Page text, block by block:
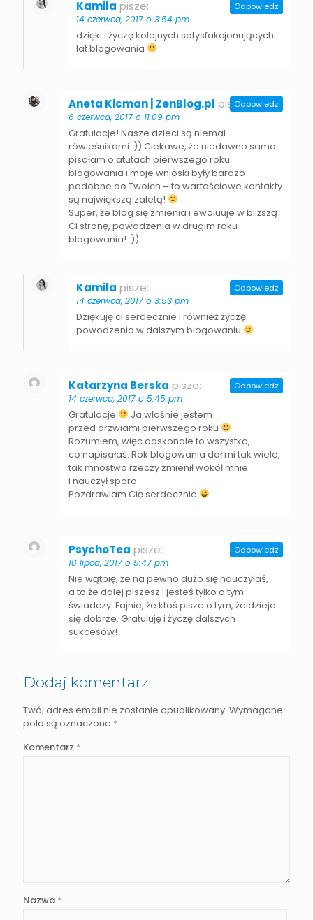
Kamila pisze:
14 czerwca, 2017 o 3:54 pm
dzięki i życzę kolejnych satysfakcjonujących
lat blogowania
Odpowiedz
Aneta Kicman | ZenBlog.pl pisze:
6 czerwca, 2017 o 11:09 pm
Gratulacje! Nasze dzieci są niemal
rówieśnikami :)) Ciekawe, że niedawno sama
pisałam o atutach pierwszego roku
blogowania i moje wnioski były bardzo
podobne do Twoich – to wartościowe kontakty
są największą zaletą!
Super, że blog się zmienia i ewoluuje w bliższą
Ci stronę, powodzenia w drugim roku
blogowania! :))
Odpowiedz
Kamila pisze:
14 czerwca, 2017 o 3:53 pm
Dziękuję ci serdecznie i również życzę
powodzenia w dalszym blogowaniu
Odpowiedz
Katarzyna Berska pisze:
14 czerwca, 2017 o 5:45 pm
Gratulacje
Ja właśnie jestem
przed drzwiami pierwszego roku
Rozumiem, więc doskonale to wszystko,
co napisałaś. Rok blogowania dał mi tak wiele,
tak mnóstwo rzeczy zmienił wokół mnie
i nauczył sporo.
Pozdrawiam Cię serdecznie
Odpowiedz
PsychoTea pisze:
18 lipca, 2017 o 5:47 pm
Nie wątpię, że na pewno dużo się nauczyłaś,
a to że dalej piszesz i jesteś tylko o tym
świadczy. Fajnie, że ktoś pisze o tym, że dzieje
się dobrze. Gratuluję i życzę dalszych
sukcesów!
Odpowiedz
Dodaj komentarz
Twój adres email nie zostanie opublikowany. Wymagane
pola są oznaczone *
Komentarz *
Nazwa *